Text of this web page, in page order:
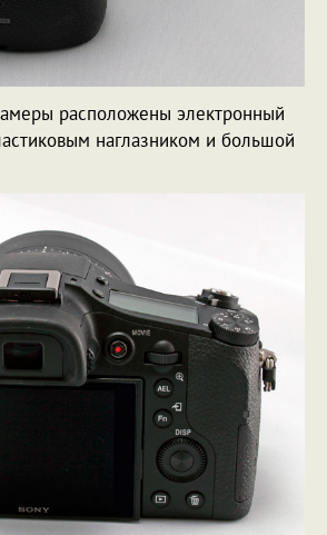
расположены электронный
наглазником и большой